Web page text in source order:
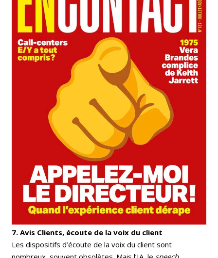
7. Avis Clients, écoute de la voix du client
Les dispositifs d’écoute de la voix du client sont